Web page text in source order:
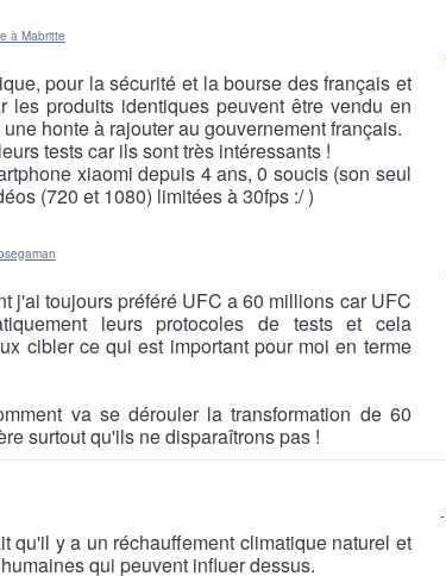
à Mabritte
pour la sécurité et la bourse des français et
les produits identiques peuvent être vendu en
honte à rajouter au gouvernement français.
tests car ils sont très intéressants !
xiaomi depuis 4 ans, 0 soucis (son seul
(720 et 1080) limitées à 30fps :/ )
j'ai toujours préféré UFC a 60 millions car UFC
leurs protocoles de tests et cela
cibler ce qui est important pour moi en terme
va se dérouler la transformation de 60
surtout qu'ils ne disparaîtrons pas !
qu'il y a un réchauffement climatique naturel et
qui peuvent influer dessus.